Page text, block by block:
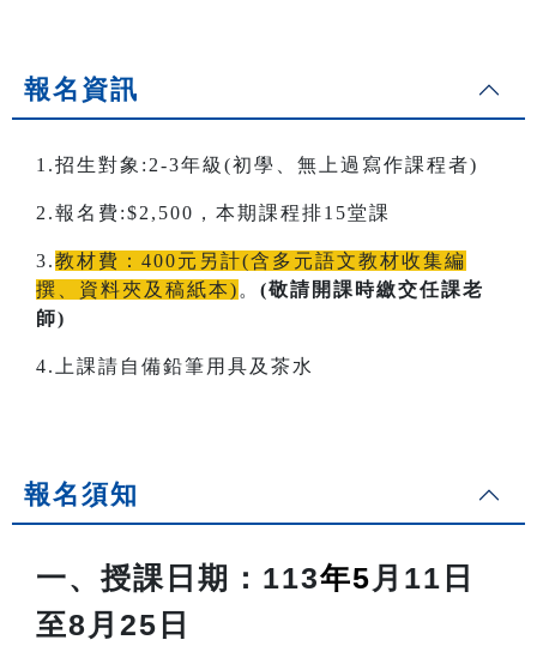
報名資訊
1.招生對象:2-3年級(初學、無上過寫作課程者)
2.報名費:$2,500，本期課程排15堂課
3.教材費：400元另計(含多元語文教材收集編
撰、資料夾及稿紙本) 。 (敬請開課時繳交任課老
師)
4.上課請自備鉛筆用具及茶水
報名須知
一、授課日期： 113年5 月11日
至8月25日